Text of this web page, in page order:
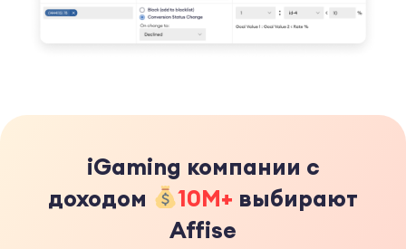
iGaming компании с
доходом
10M+ выбирают
Affise